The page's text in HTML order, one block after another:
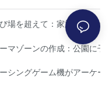
極ガイド
場を超えて：家族で楽し
達が促進される
マゾーンの作成：公園に
ル満点か：ビジネスに最適
シングゲーム機がアーケ